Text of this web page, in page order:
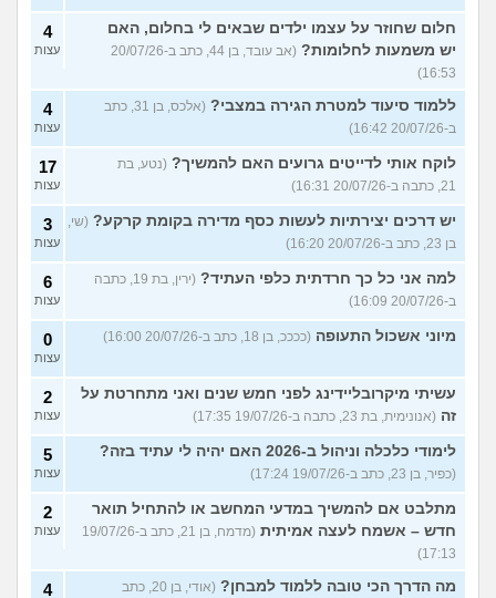
חלום שחוזר על עצמו ילדים שבאים לי בחלום, האם
יש משמעות לחלומות?
(אב עובד, בן 44, כתב ב-20/07/26
16:53)
4
עצות
ללמוד סיעוד למטרת הגירה במצבי?
(אלכס, בן 31, כתב
ב-20/07/26 16:42)
4
עצות
לוקח אותי לדייטים גרועים האם להמשיך? (נטע, בת
21, כתבה ב-20/07/26 16:31)
17
עצות
יש דרכים יצירתיות לעשות כסף מדירה בקומת קרקע? (שי,
בן 23, כתב ב-20/07/26 16:20)
3
עצות
למה אני כל כך חרדתית כלפי העתיד?
(ירין, בת 19, כתבה
ב-20/07/26 16:09)
6
עצות
מיוני אשכול התעופה (ככככ, בן 18, כתב ב-20/07/26 16:00) 0
עצות
עשיתי מיקרובליידינג לפני חמש שנים ואני מתחרטת על
זה (אנונימית, בת 23, כתבה ב-19/07/26 17:35)
2
עצות
לימודי כלכלה וניהול ב-2026 האם יהיה לי עתיד בזה?
(כפיר, בן 23, כתב ב-19/07/26 17:24)
5
עצות
מתלבט אם להמשיך במדעי המחשב או להתחיל תואר
חדש – אשמח לעצה אמיתית
(מדמח, בן 21, כתב ב-19/07/26
17:13)
2
עצות
מה הדרך הכי טובה ללמוד למבחן?
(אודי, בן 20, כתב
4